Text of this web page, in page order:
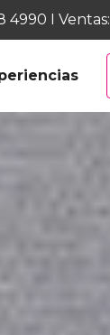
4990 I Ventas: